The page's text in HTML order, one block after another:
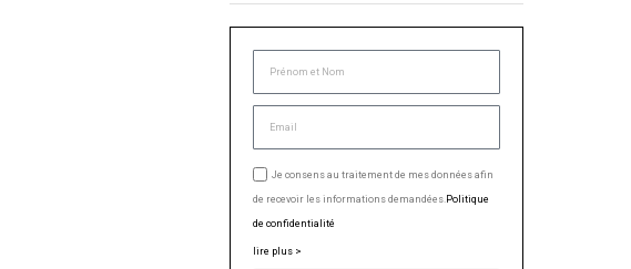
Je consens au traitement de mes données afin
de recevoir les informations demandées.Politique
de confidentialité
lire plus >